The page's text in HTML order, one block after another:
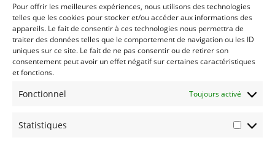
Pour offrir les meilleures expériences, nous utilisons des technologies
telles que les cookies pour stocker et/ou accéder aux informations des
appareils. Le fait de consentir à ces technologies nous permettra de
traiter des données telles que le comportement de navigation ou les ID
uniques sur ce site. Le fait de ne pas consentir ou de retirer son
consentement peut avoir un effet négatif sur certaines caractéristiques
et fonctions.
Fonctionnel Toujours activé
Statistiques
temps!
Je suis intéressé par la
gestion locative